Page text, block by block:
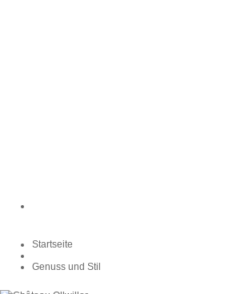
Startseite
Genuss und Stil